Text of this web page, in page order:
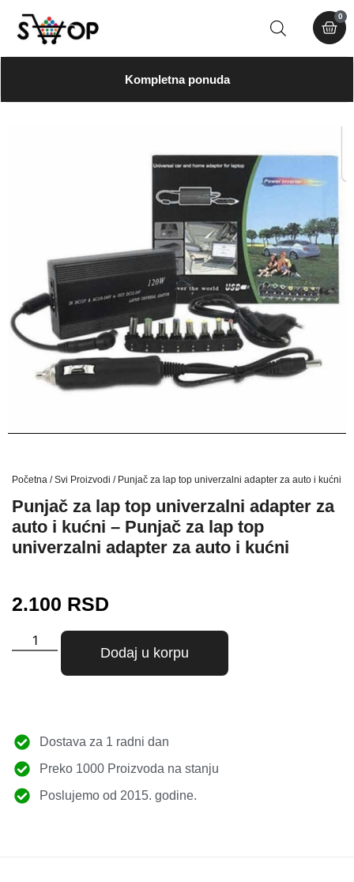
0
Kompletna ponuda
Početna /Svi Proizvodi / Punjač za lap top univerzalni adapter za auto i kućni
Punjač za lap top univerzalni adapter za
auto i kućni – Punjač za lap top
univerzalni adapter za auto i kućni
2.100 RSD
Dodaj u korpu
Dostava za 1 radni dan
Preko 1000 Proizvoda na stanju
Poslujemo od 2015. godine.